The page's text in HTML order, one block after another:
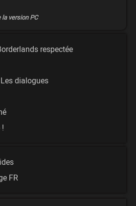
version PC
respectée
dialogues
FR